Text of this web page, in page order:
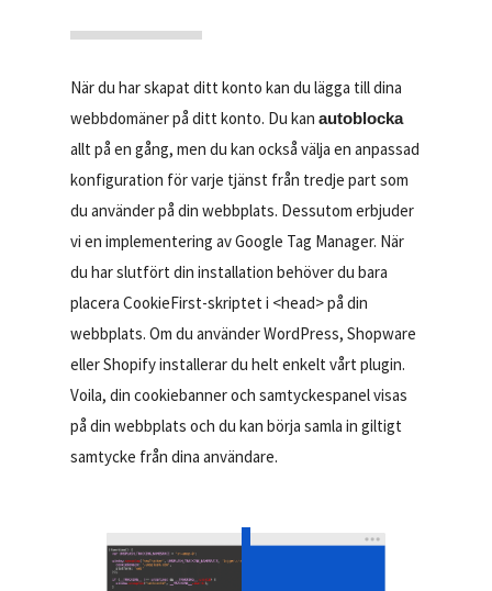
När du har skapat ditt konto kan du lägga till dina
webbdomäner på ditt konto. Du kanautoblocka
allt på en gång, men du kan också välja en anpassad
konfiguration för varje tjänst från tredje part som
du använder på din webbplats. Dessutom erbjuder
vi en implementering av Google Tag Manager. När
du har slutfört din installation behöver du bara
placera CookieFirst-skriptet i <head> på din
webbplats. Om du använder WordPress, Shopware
eller Shopify installerar du helt enkelt vårt plugin.
Voila, din cookiebanner och samtyckespanel visas
på din webbplats och du kan börja samla in giltigt
samtycke från dina användare.